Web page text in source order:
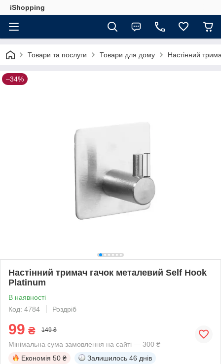
iShopping
Товари та послуги Товари для дому Настінний
–34%
Настінний тримач гачок металевий Self Hook
Platinum
В наявності
Код: 4784
Роздріб
99 ₴ 149 ₴
Мінімальна сума замовлення на сайті — 300 ₴
Економія 50 ₴ Залишилось 46 днів